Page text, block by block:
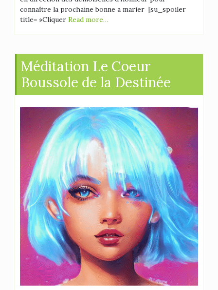
connaître la prochaine bonne a marier [su_spoiler
title= »Cliquer Read more…
Méditation Le Coeur
Boussole de la Destinée